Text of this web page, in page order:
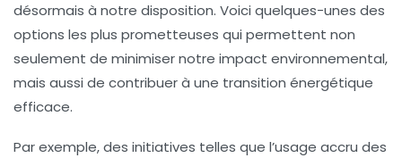
désormais à notre disposition. Voici quelques-unes des
options les plus prometteuses qui permettent non
seulement de minimiser notre impact environnemental,
mais aussi de contribuer à une transition énergétique
efficace.
Par exemple, des initiatives telles que l’usage accru des